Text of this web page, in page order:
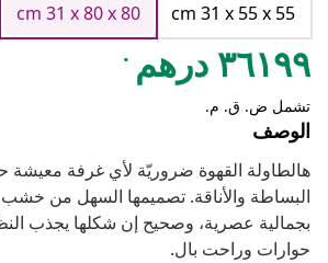
cm 31 x 55 x 55
cm 31 x 80 x 80
٣٦١٩٩ درهم .
تشمل ض. ق. م.
الوصف
هالطاولة القهوة ضروريّة لأي غرفة معيشة
البساطة والأناقة. تصميمها السهل من خشب
بجمالية عصرية، وصحيح إن شكلها يجذب
حوارات وراحت بال.